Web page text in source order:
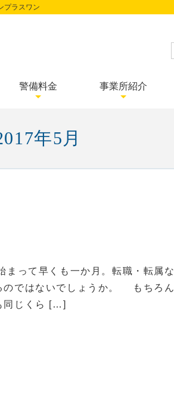
プラスワン
警備料金 事業所紹介
年5月
って早くも一か月。転職・転属な
のではないでしょうか。 もちろん
同じくら […]